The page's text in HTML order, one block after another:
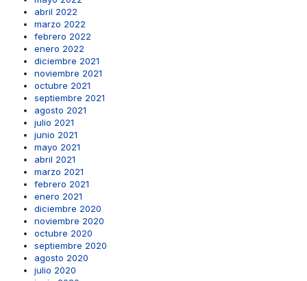
abril 2022
marzo 2022
febrero 2022
enero 2022
diciembre 2021
noviembre 2021
octubre 2021
septiembre 2021
agosto 2021
julio 2021
junio 2021
mayo 2021
abril 2021
marzo 2021
febrero 2021
enero 2021
diciembre 2020
noviembre 2020
octubre 2020
septiembre 2020
agosto 2020
julio 2020